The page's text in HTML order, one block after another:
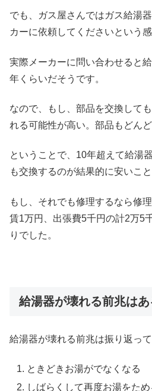
でも、ガス屋さんではガス給湯
カーに依頼してくださいという感
実際メーカーに問い合わせると
年くらいだそうです。
なので、もし、部品を交換して
れる可能性が高い。部品もどん
ということで、10年超えて給湯
も交換するのが結果的に安いこ
もし、それでも修理するなら修
賃1万円、出張費5千円の計2万5
りでした。
給湯器が壊れる前兆はあ
給湯器が壊れる前兆は振り返っ
ときどきお湯がでなくなる
しばらくして再度お湯をため